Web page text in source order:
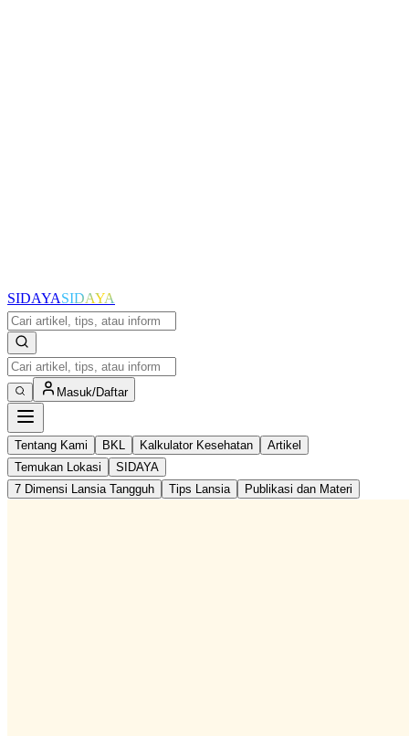
SIDAYASIDAYA
Masuk/Daftar
Tentang Kami BKL Kalkulator Kesehatan
Artikel
Temukan Lokasi
SIDAYA
7 Dimensi Lansia Tangguh
Tips Lansia Publikasi dan Materi